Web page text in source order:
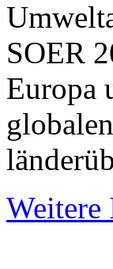
SOER
Europa
Weitere